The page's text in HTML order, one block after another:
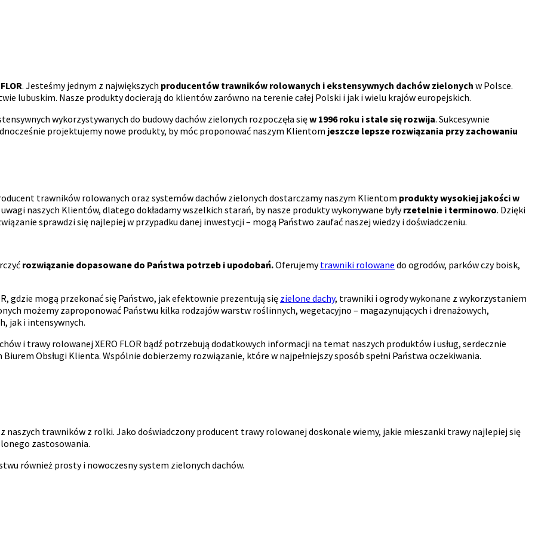
. Jesteśmy jednym z największych producentów trawników rolowanych i ekstensywnych dachów zielonych w Polsce.
lubuskim. Nasze produkty docierają do klientów zarówno na terenie całej Polski i jak i wielu krajów europejskich.
wykorzystywanych do budowy dachów zielonych rozpoczęła sięw 1996 roku i stale się rozwija. Sukcesywnie
projektujemy nowe produkty, by móc proponować naszym Klientom jeszcze lepsze rozwiązania przy zachowaniu
trawników rolowanych oraz systemów dachów zielonych dostarczamy naszym Klientom produkty wysokiej jakości w
naszych Klientów, dlatego dokładamy wszelkich starań, by nasze produkty wykonywane byłyrzetelnie i terminowo. Dzięki
sprawdzi się najlepiej w przypadku danej inwestycji – mogą Państwo zaufać naszej wiedzy i doświadczeniu.
rozwiązanie dopasowane do Państwa potrzeb i upodobań.Oferujemytrawniki rolowane do ogrodów, parków czy boisk,
gdzie mogą przekonać się Państwo, jak efektownie prezentują się zielone dachy, trawniki i ogrody wykonane z wykorzystaniem
możemy zaproponować Państwu kilka rodzajów warstw roślinnych, wegetacyjno – magazynujących i drenażowych,
jak i intensywnych.
i trawy rolowanej XERO FLOR bądź potrzebują dodatkowych informacji na temat naszych produktów i usług, serdecznie
Obsługi Klienta. Wspólnie dobierzemy rozwiązanie, które w najpełniejszy sposób spełni Państwa oczekiwania.
naszych trawników z rolki. Jako doświadczony producent trawy rolowanej doskonale wiemy, jakie mieszanki trawy najlepiej się
zastosowania.
również prosty i nowoczesny system zielonych dachów.